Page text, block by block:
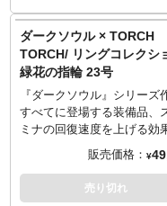
──────────────────
■サイズ: 23号/円周 63.9mm
■マテリアル: シルバー925
■造型: 大畠雅人
──────────────────
※価格改定となりました
（20240918）
TORCH TORCH OFFICIAL
SITE：torchtorch.jp
かな時間の重みを想起させ
上がりです。『
の世界から抜け出してきた
な再現度ながら、日常にも
なり馴染むシックなデザイ
を、ぜひお手元でご堪能く
い。
的に荒い仕上げや傷を施し
ります。
※ハンドメイドで作られて
本体はシルバー925製。竜の
部分は、歪みや傷に至るま
やかに彫りこみ、控えめな
格式あるたたずまいを完全
現。ゲーム内のビジュアル
確認しづらい、アーム部分
しく妖しいうねりもしっか
立体化しました。古びた錆
は、何段階もの燻しと着色
み合わせる複雑な工程によ
ダークソウル × TORCH
TORCH/ リングコレクシ
緑花の指輪 23号
『ダークソウル』シリーズ
すべてに登場する装備品、
ミナの回復速度を上げる効
持つ「緑花の指輪」。
使用頻度の高さと印象に残
ザインで、多くのプレイヤ
ら愛されているアイテムで
販売価格： ¥
売り切れ